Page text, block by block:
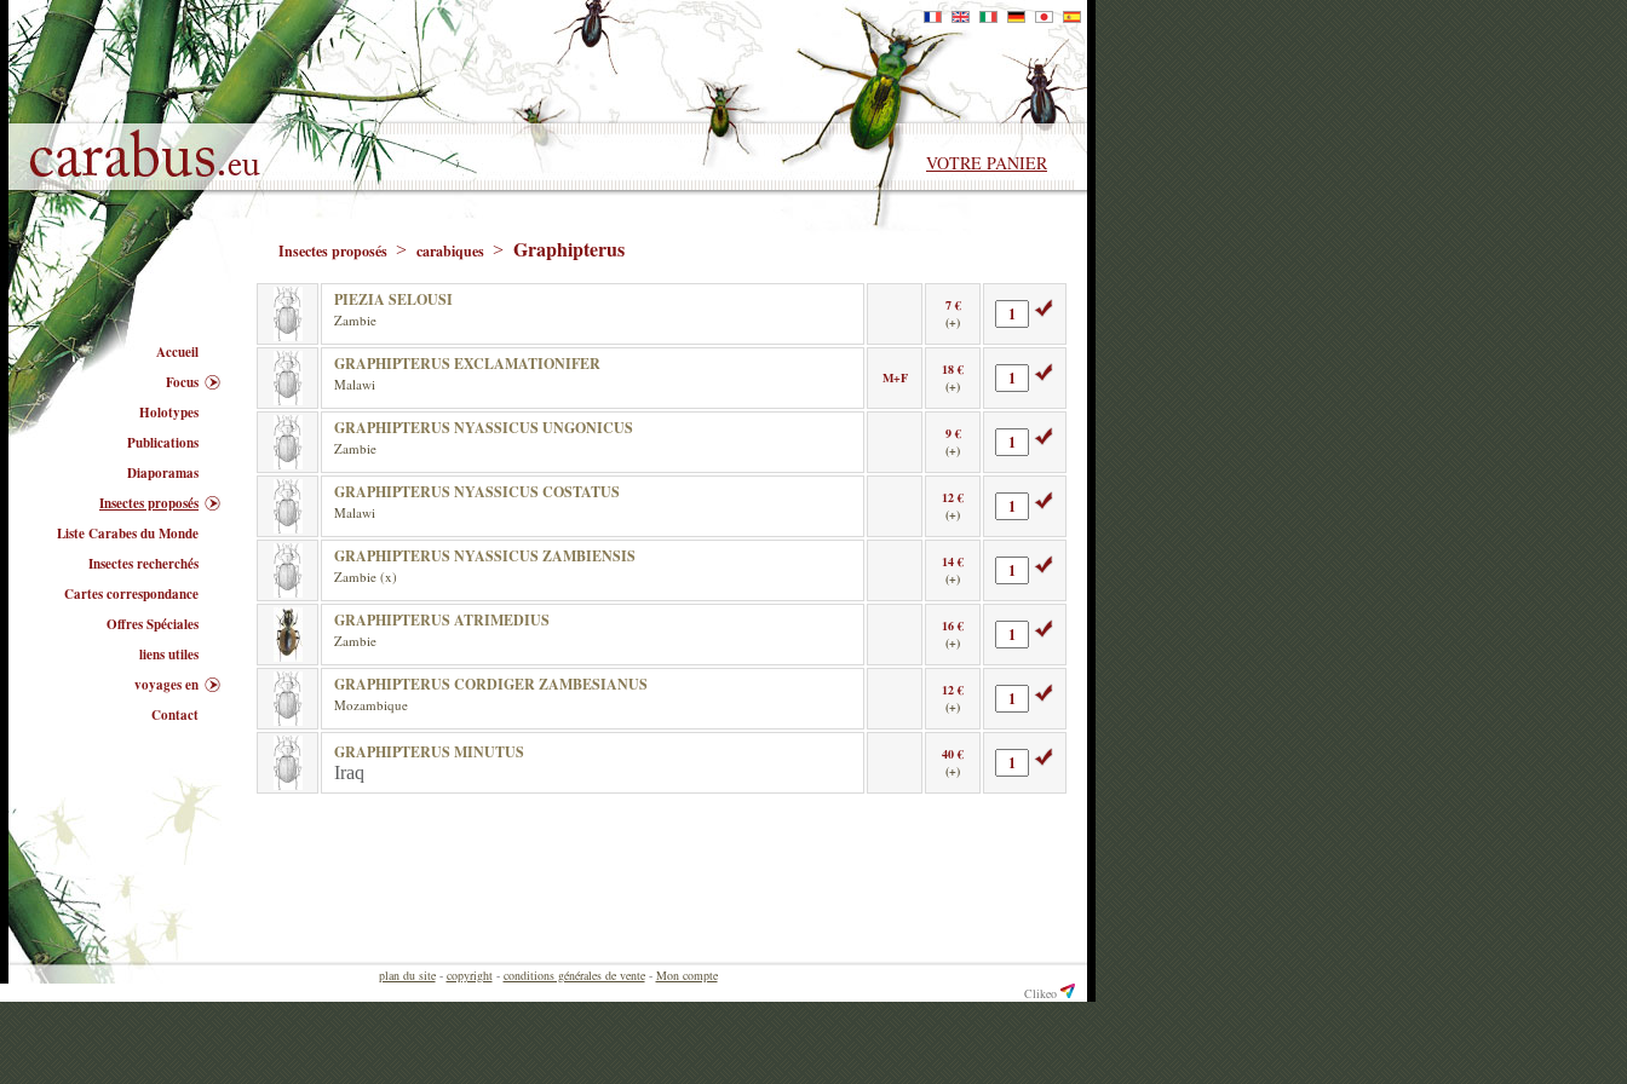
VOTRE PANIER
Accueil
Focus
Holotypes
Publications
Diaporamas
Insectes proposés
Liste Carabes du Monde
Insectes recherchés
Cartes correspondance
Offres Spéciales
liens utiles
voyages en
Contact
Insectes proposés > carabiques > Graphipterus
PIEZIA SELOUSI
Zambie
7 €
(+)
GRAPHIPTERUS EXCLAMATIONIFER
Malawi M+F
18 €
(+)
GRAPHIPTERUS NYASSICUS UNGONICUS
Zambie
9 €
(+)
GRAPHIPTERUS NYASSICUS COSTATUS
Malawi
12 €
(+)
GRAPHIPTERUS NYASSICUS ZAMBIENSIS
Zambie (x)
14 €
(+)
GRAPHIPTERUS ATRIMEDIUS
Zambie
16 €
(+)
GRAPHIPTERUS CORDIGER ZAMBESIANUS
Mozambique
12 €
(+)
GRAPHIPTERUS MINUTUS
Iraq
40 €
(+)
plan du site- copyright- conditions générales de vente- Mon compte
Clikeo